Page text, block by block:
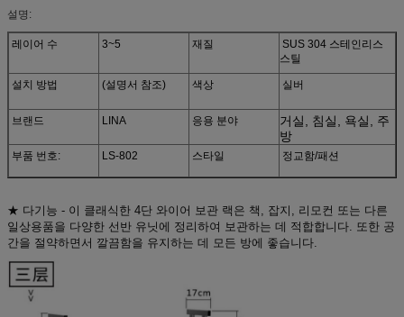
설명:
레이어 수 3~5 재질
SUS 304 스테인리스
스틸
설치 방법 (설명서 참조) 색상 실버
브랜드 LINA 응용 분야
거실, 침실, 욕실, 주
방
부품 번호: LS-802 스타일 정교함/패션
★ 다기능 - 이 클래식한 4단 와이어 보관 랙은 책, 잡지, 리모컨 또는 다른
일상용품을 다양한 선반 유닛에 정리하여 보관하는 데 적합합니다. 또한 공
간을 절약하면서 깔끔함을 유지하는 데 모든 방에 좋습니다.